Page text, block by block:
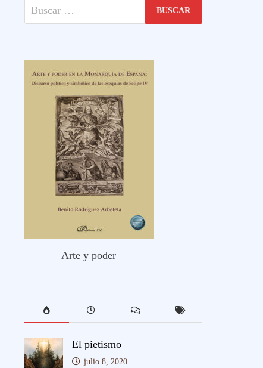
Buscar:
Arte y poder
El pietismo
julio 8, 2020